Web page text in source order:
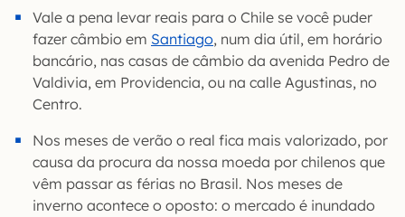
Vale a pena levar reais para o Chile se você puder
fazer câmbio em Santiago, num dia útil, em horário
bancário, nas casas de câmbio da avenida Pedro de
Valdivia, em Providencia, ou na calle Agustinas, no
Centro.
Nos meses de verão o real fica mais valorizado, por
causa da procura da nossa moeda por chilenos que
vêm passar as férias no Brasil. Nos meses de
inverno acontece o oposto: o mercado é inundado